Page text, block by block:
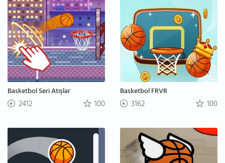
Basketbol Seri Atışlar
2412 100
Basketbol FRVR
3162 100